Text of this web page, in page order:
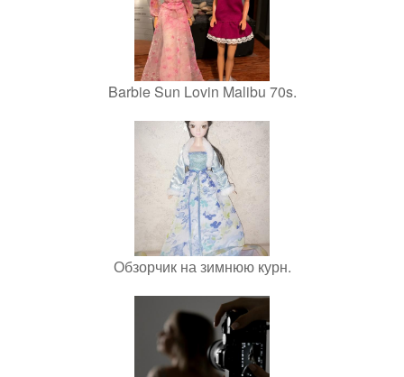
Barbie Sun Lovin Malibu 70s.
Обзорчик на зимнюю курн.